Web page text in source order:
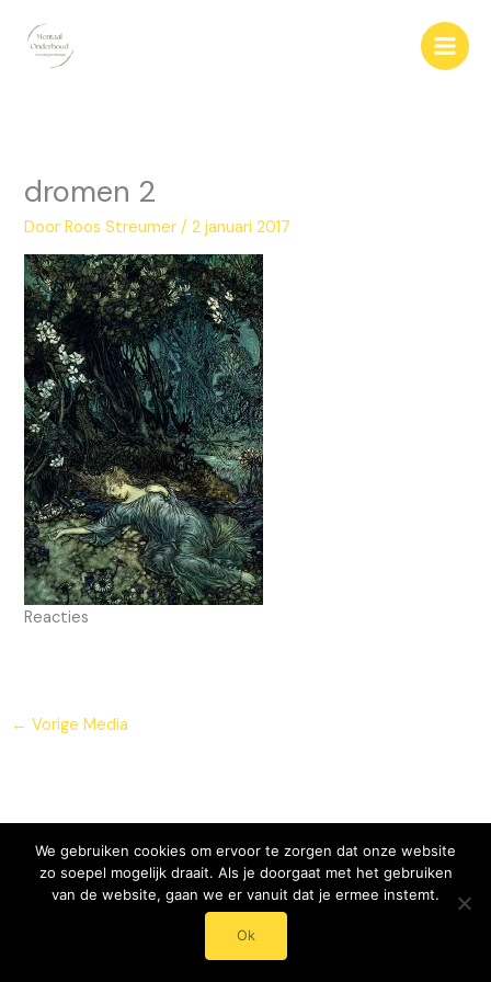
naar
dromen 2
DoorRoos Streumer/2 januari 2017
Reacties
← Vorige Media
© 2024 - 2025 Mentaal Onderhoud - Roos Streumer
We gebruiken cookies om ervoor te zorgen dat onze website
zo soepel mogelijk draait. Als je doorgaat met het gebruiken
van de website, gaan we er vanuit dat je ermee instemt.
Ok